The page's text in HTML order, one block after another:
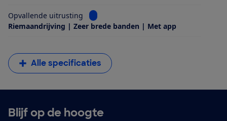
Opvallende uitrusting
Bekijk informatie voor Opvallende
Riemaandrijving | Zeer brede banden | Met app
Alle specificaties
Blijf op de hoogte